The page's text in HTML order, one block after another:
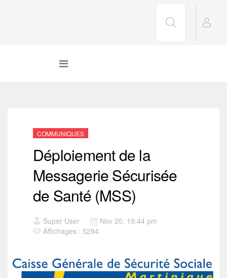
COMMUNIQUES
Déploiement de la
Messagerie Sécurisée
de Santé (MSS)
Super User
Nov 20, 19:44 pm
Affichages : 5294